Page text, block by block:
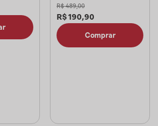
R$ 489,00
R$190,90
Comprar